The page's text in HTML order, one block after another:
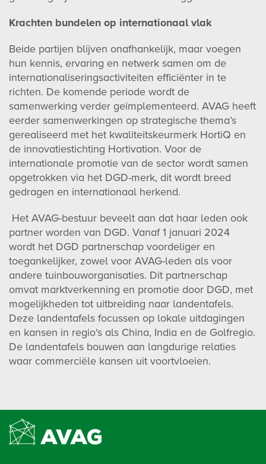
Krachten bundelen op internationaal vlak
Beide partijen blijven onafhankelijk, maar voegen
hun kennis, ervaring en netwerk samen om de
internationaliseringsactiviteiten efficiënter in te
richten. De komende periode wordt de
samenwerking verder geïmplementeerd. AVAG heeft
eerder samenwerkingen op strategische thema’s
gerealiseerd met het kwaliteitskeurmerk HortiQ en
de innovatiestichting Hortivation. Voor de
internationale promotie van de sector wordt samen
opgetrokken via het DGD-merk, dit wordt breed
gedragen en internationaal herkend.
Het AVAG-bestuur beveelt aan dat haar leden ook
partner worden van DGD. Vanaf 1 januari 2024
wordt het DGD partnerschap voordeliger en
toegankelijker, zowel voor AVAG-leden als voor
andere tuinbouworganisaties. Dit partnerschap
omvat marktverkenning en promotie door DGD, met
mogelijkheden tot uitbreiding naar landentafels.
Deze landentafels focussen op lokale uitdagingen
en kansen in regio's als China, India en de Golfregio.
De landentafels bouwen aan langdurige relaties
waar commerciële kansen uit voortvloeien.